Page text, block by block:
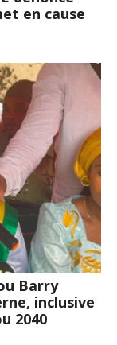
en cause
Barry
inclusive
2040